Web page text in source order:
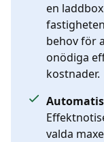
en
behov för
onödiga
kostnader.
valda